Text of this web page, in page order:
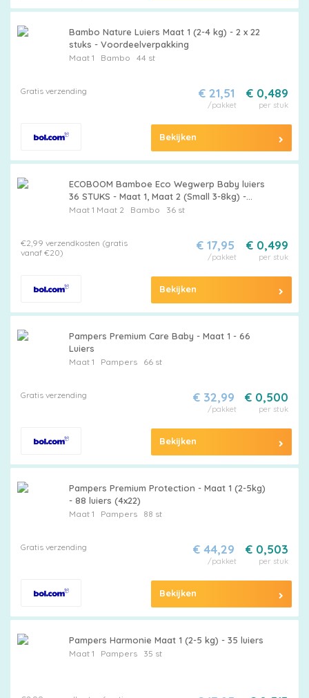
Bambo Nature Luiers Maat 1 (2-4 kg) - 2 x 22
stuks - Voordeelverpakking
Maat 1 Bambo 44 st
Gratis verzending € 0,489
per stuk
€ 21,51
/pakket
Bekijken
ECOBOOM Bamboe Eco Wegwerp Baby luiers
36 STUKS - Maat 1, Maat 2 (Small 3-8kg) -
Bamboe luier - Meest Natuurlijke, Duurzame
Luiers
Maat 1 Maat 2 Bambo 36 st
€2,99 verzendkosten (gratis
vanaf €20)
€ 0,499
per stuk
€ 17,95
/pakket
Bekijken
Pampers Premium Care Baby - Maat 1 - 66
Luiers
Maat 1 Pampers66 st
Gratis verzending € 0,500
per stuk
€ 32,99
/pakket
Bekijken
Pampers Premium Protection - Maat 1 (2-5kg)
- 88 luiers (4x22)
Maat 1 Pampers88 st
Gratis verzending € 0,503
per stuk
€ 44,29
/pakket
Bekijken
Pampers Harmonie Maat 1 (2-5 kg) - 35 luiers
Maat 1 Pampers35 st